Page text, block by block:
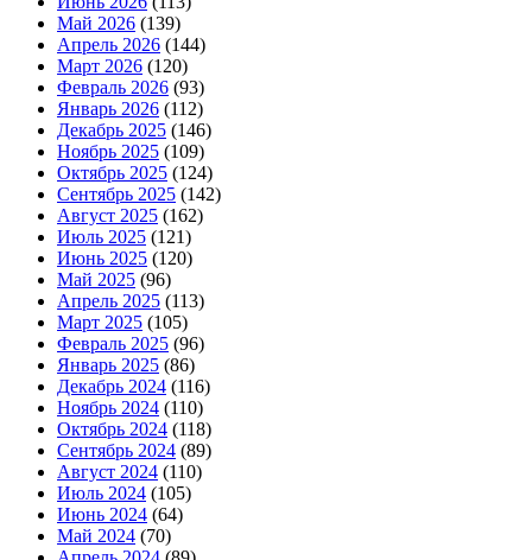
Май 2026 (139)
Апрель 2026 (144)
Март 2026 (120)
Февраль 2026 (93)
Январь 2026 (112)
Декабрь 2025 (146)
Ноябрь 2025 (109)
Октябрь 2025 (124)
Сентябрь 2025 (142)
Август 2025 (162)
Июль 2025 (121)
Июнь 2025 (120)
Май 2025 (96)
Апрель 2025 (113)
Март 2025 (105)
Февраль 2025 (96)
Январь 2025 (86)
Декабрь 2024 (116)
Ноябрь 2024 (110)
Октябрь 2024 (118)
Сентябрь 2024 (89)
Август 2024 (110)
Июль 2024 (105)
Июнь 2024 (64)
Май 2024 (70)